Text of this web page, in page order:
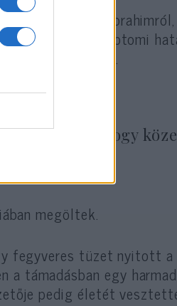
Szalah
az egyiptomi
három katonáját.
vagy hogy köze
megöltek.
fegyveres tüzet nyitott a
a támadásban egy
pedig életét